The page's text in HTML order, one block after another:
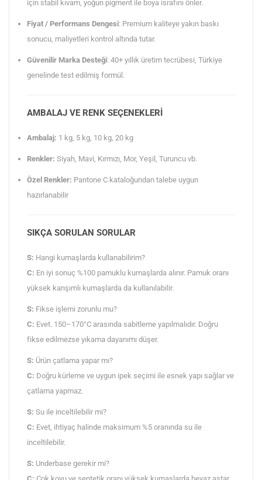
için stabil kıvam, yoğun pigment ile boya israfını önler.
Fiyat / Performans Dengesi: Premium kaliteye yakın baskı
sonucu, maliyetleri kontrol altında tutar.
Güvenilir Marka Desteği: 40+ yıllık üretim tecrübesi, Türkiye
genelinde test edilmiş formül.
AMBALAJ VE RENK SEÇENEKLERI
Ambalaj: 1 kg, 5 kg, 10 kg, 20 kg
Renkler: Siyah, Mavi, Kırmızı, Mor, Yeşil, Turuncu vb.
Özel Renkler: Pantone C kataloğundan talebe uygun
hazırlanabilir
SIKÇA SORULAN SORULAR
S: Hangi kumaşlarda kullanabilirim?
C: En iyi sonuç %100 pamuklu kumaşlarda alınır. Pamuk oranı
yüksek karışımlı kumaşlarda da kullanılabilir.
S: Fikse işlemi zorunlu mu?
C: Evet. 150–170°C arasında sabitleme yapılmalıdır. Doğru
fikse edilmezse yıkama dayanımı düşer.
S: Ürün çatlama yapar mı?
C: Doğru kürleme ve uygun ipek seçimi ile esnek yapı sağlar ve
çatlama yapmaz.
S: Su ile inceltilebilir mi?
C: Evet, ihtiyaç halinde maksimum %5 oranında su ile
inceltilebilir.
S: Underbase gerekir mi?